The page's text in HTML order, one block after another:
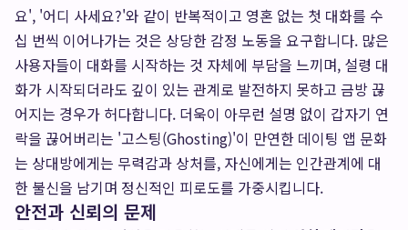
요', '어디 사세요?'와 같이 반복적이고 영혼 없는 첫 대화를 수
십 번씩 이어나가는 것은 상당한 감정 노동을 요구합니다. 많은
사용자들이 대화를 시작하는 것 자체에 부담을 느끼며, 설령 대
화가 시작되더라도 깊이 있는 관계로 발전하지 못하고 금방 끊
어지는 경우가 허다합니다. 더욱이 아무런 설명 없이 갑자기 연
락을 끊어버리는 '고스팅(Ghosting)'이 만연한 데이팅 앱 문화
는 상대방에게는 무력감과 상처를, 자신에게는 인간관계에 대
한 불신을 남기며 정신적인 피로도를 가중시킵니다.
안전과 신뢰의 문제